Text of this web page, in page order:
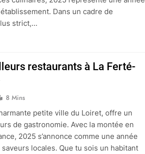
Dans un cadre de
strict,…
restaurants à La Ferté-
8 Mins
petite ville du Loiret, offre un
de gastronomie. Avec la montée en
2025 s’annonce comme une année
locales. Que tu sois un habitant